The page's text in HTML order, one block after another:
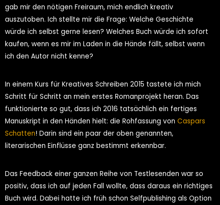
gab mir den nötigen Freiraum, mich endlich kreativ
auszutoben. Ich stellte mir die Frage: Welche Geschichte
würde ich selbst gerne lesen? Welches Buch würde ich sofort
kaufen, wenn es mir im Laden in die Hände fällt, selbst wenn
ich den Autor nicht kenne?
In einem Kurs für Kreatives Schreiben 2015 tastete ich mich
Schritt für Schritt an mein erstes Romanprojekt heran. Das
funktionierte so gut, dass ich 2016 tatsächlich ein fertiges
Manuskript in den Händen hielt: die Rohfassung von Caspars
Schatten! Darin sind ein paar der oben genannten,
literarischen Einflüsse ganz bestimmt erkennbar.
Das Feedback einer ganzen Reihe von Testlesenden war so
positiv, dass ich auf jeden Fall wollte, dass daraus ein richtiges
Buch wird. Dabei hatte ich früh schon Selfpublishing als Option